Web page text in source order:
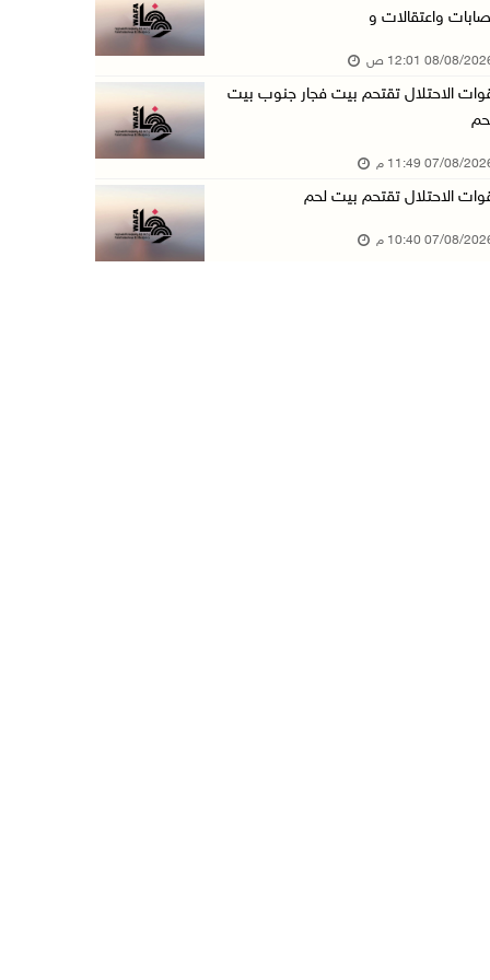
مستعمرون يهاجمون قرية أبو نجيم ويصيبون مواطني ...
مستعمرون يهاجمون مساكن المواطنين في خربة الحم ...
بعد تجديد منع زيارات المعتقلين: أبو الحمص يدع ...
الرئاسة ترحب بإطلاق السعودية التحالف البحري ا ...
واعتقالات و
08/2026 12:01 ص
الاحتلال تقتحم بيت فجار جنوب بيت
08/2026 11:49 م
الاحتلال تقتحم بيت لحم
08/2026 10:40 م